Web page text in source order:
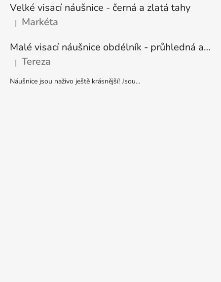
Velké visací náušnice - černá a zlatá tahy
Hodnocení produktu je 5 z 5 hvězdiček.
| Markéta
Malé visací náušnice obdélník - průhledná a stříbrná
Hodnocení produktu je 5 z 5 hvězdiček.
| Tereza
Náušnice jsou naživo ještě krásnější! Jsou...